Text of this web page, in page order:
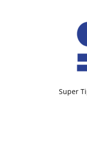
Super